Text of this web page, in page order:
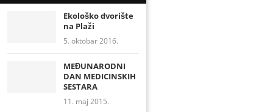
Ekološko dvorište
na Plaži
5. oktobar 2016.
MEĐUNARODNI
DAN MEDICINSKIH
SESTARA
11. maj 2015.